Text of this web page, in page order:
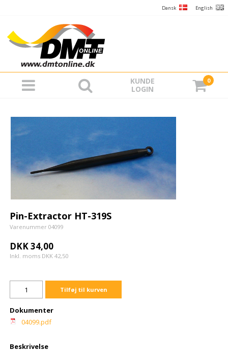
Dansk English
KUNDE
LOGIN
0
Pin-Extractor HT-319S
Varenummer 04099
DKK 34,00
Inkl. moms DKK 42,50
Tilføj til kurven
Dokumenter
04099.pdf
Beskrivelse